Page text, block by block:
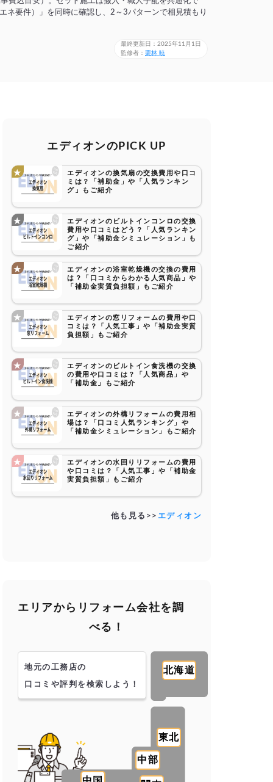
ネ要件）」を同時に確認し、2～3パターンで相見積もり
最終更新日：2025年11月1日
監修者： 栗林 暁
エディオンのPICK UP
エディオンの換気扇の交換費用や口コ
ミは？「補助金」や「人気ランキン
グ」もご紹介
エディオンのビルトインコンロの交換
費用や口コミはどう？「人気ランキン
グ」や「補助金シミュレーション」も
ご紹介
エディオンの浴室乾燥機の交換の費用
は？「口コミからわかる人気商品」や
「補助金実質負担額」もご紹介
エディオンの窓リフォームの費用や口
コミは？「人気工事」や「補助金実質
負担額」もご紹介
エディオンのビルトイン食洗機の交換
の費用や口コミは？「人気商品」や
「補助金」もご紹介
エディオンの外構リフォームの費用相
場は？「口コミ人気ランキング」や
「補助金シミュレーション」もご紹介
エディオンの水回りリフォームの費用
や口コミは？「人気工事」や「補助金
実質負担額」もご紹介
他も見る>> エディオン
エリアからリフォーム会社を調
べる！
北海道
東北
中部
地元の工務店の
口コミや評判を検索しよう！